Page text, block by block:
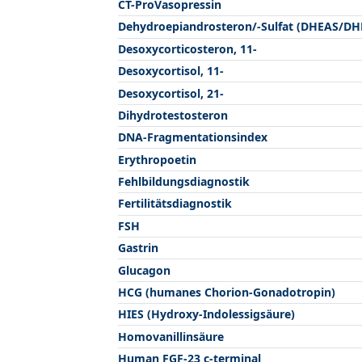
CT-ProVasopressin
Dehydroepiandrosteron/-Sulfat (DHEAS/
Desoxycorticosteron, 11-
Desoxycortisol, 11-
Desoxycortisol, 21-
Dihydrotestosteron
DNA-Fragmentationsindex
Erythropoetin
Fehlbildungsdiagnostik
Fertilitätsdiagnostik
FSH
Gastrin
Glucagon
HCG (humanes Chorion-Gonadotropin)
HIES (Hydroxy-Indolessigsäure)
Homovanillinsäure
Human FGF-23 c-terminal